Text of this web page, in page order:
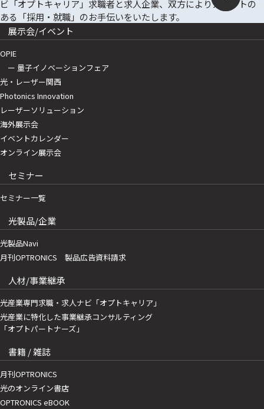
展示会/イベント
OPIE
ー 量子イノベーションフェア
光・レーザー関西
Photonics Innovation
レーザーソリューション
海外展示会
イベントカレンダー
オンライン展示会
セミナー
セミナー一覧
光製品/企業
光製品Navi
月刊OPTRONICS 製品広告資料請求
人材/事業継承
光産業専門求職・求人ナビ「オプトキャリア」
光産業に特化した事業継承コンサルティング
「オプトパートナーズ」
書籍 / 雑誌
月刊OPTRONICS
光のオンライン書店
OPTRONICS eBOOK